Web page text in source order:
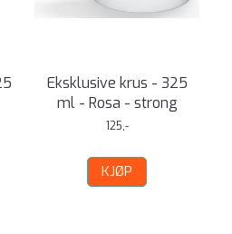
Eksklusive krus - 325
ml - Rosa - strong
125,-
KJØP